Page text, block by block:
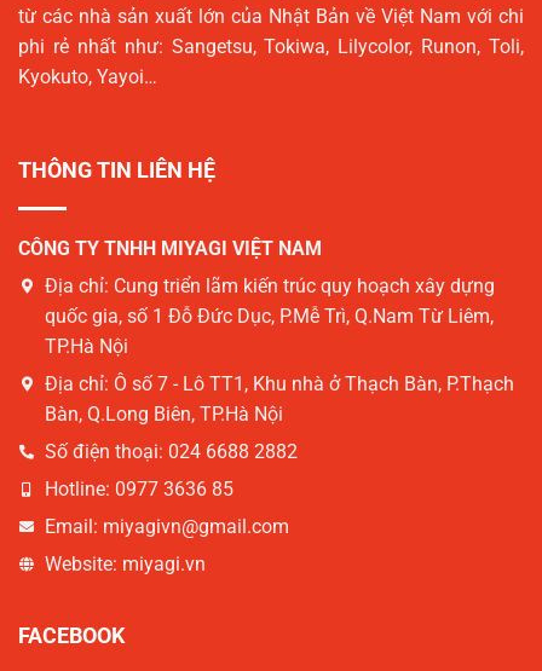
từ các nhà sản xuất lớn của Nhật Bản về Việt Nam với chi
phi rẻ nhất như: Sangetsu, Tokiwa, Lilycolor, Runon, Toli,
Kyokuto, Yayoi…
THÔNG TIN LIÊN HỆ
CÔNG TY TNHH MIYAGI VIỆT NAM
Địa chỉ: Cung triển lãm kiến trúc quy hoạch xây dựng
quốc gia, số 1 Đỗ Đức Dục, P.Mễ Trì, Q.Nam Từ Liêm,
TP.Hà Nội
Địa chỉ: Ô số 7 - Lô TT1, Khu nhà ở Thạch Bàn, P.Thạch
Bàn, Q.Long Biên, TP.Hà Nội
Số điện thoại: 024 6688 2882
Hotline: 0977 3636 85
Email: miyagivn@gmail.com
Website: miyagi.vn
FACEBOOK